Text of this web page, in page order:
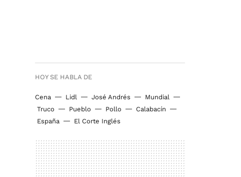
HOY SE HABLA DE
Cena Lidl José Andrés
Mundial
Truco
Pueblo Pollo
Calabacín
España
El Corte Inglés